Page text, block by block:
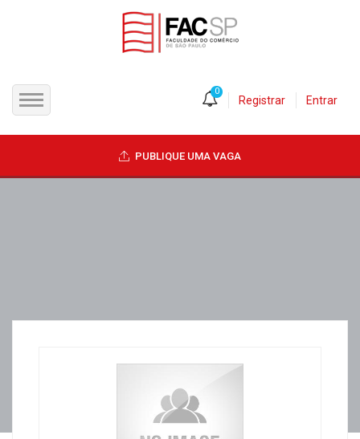
CANDIDATOS
0
Registrar Entrar
PUBLIQUE UMA VAGA